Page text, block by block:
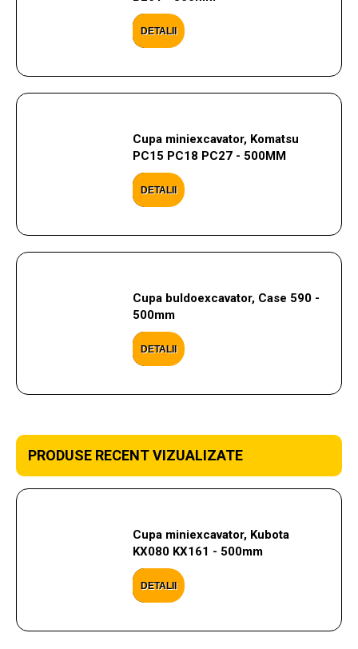
DETALII
Cupa miniexcavator, Komatsu
PC15 PC18 PC27 - 500MM
DETALII
Cupa buldoexcavator, Case 590 -
500mm
DETALII
PRODUSE RECENT VIZUALIZATE
Cupa miniexcavator, Kubota
KX080 KX161 - 500mm
DETALII